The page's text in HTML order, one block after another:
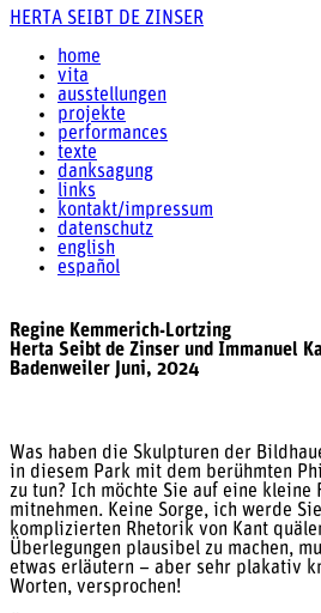
HERTA SEIBT DE ZINSER
home
vita
ausstellungen
projekte
performances
texte
danksagung
links
kontakt/impressum
datenschutz
english
español
Regine Kemmerich-Lortzing
Herta Seibt de Zinser und Immanuel
Badenweiler Juni, 2024
Was haben die Skulpturen der
in diesem Park mit dem berühmten
zu tun? Ich möchte Sie auf eine kleine
mitnehmen. Keine Sorge, ich werde
komplizierten Rhetorik von Kant
Überlegungen plausibel zu machen,
etwas erläutern – aber sehr plakativ
Worten, versprochen!